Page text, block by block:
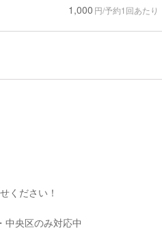
1,000 円/予約1回あたり
ください！
中央区のみ対応中